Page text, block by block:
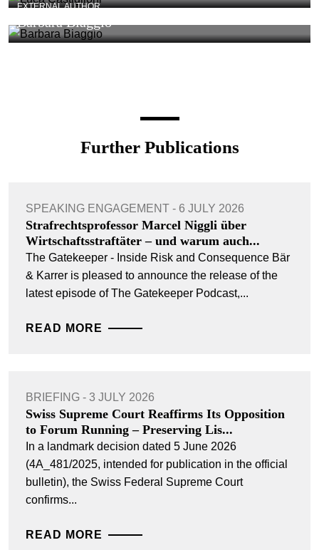
EXTERNAL AUTHOR
Barbara Biaggio
Further Publications
SPEAKING ENGAGEMENT - 6 JULY 2026
Strafrechtsprofessor Marcel Niggli über
Wirtschaftsstraftäter – und warum auch...
The Gatekeeper - Inside Risk and Consequence Bär
& Karrer is pleased to announce the release of the
latest episode of The Gatekeeper Podcast,...
READ MORE
BRIEFING - 3 JULY 2026
Swiss Supreme Court Reaffirms Its Opposition
to Forum Running – Preserving Lis...
In a landmark decision dated 5 June 2026
(4A_481/2025, intended for publication in the official
bulletin), the Swiss Federal Supreme Court
confirms...
READ MORE